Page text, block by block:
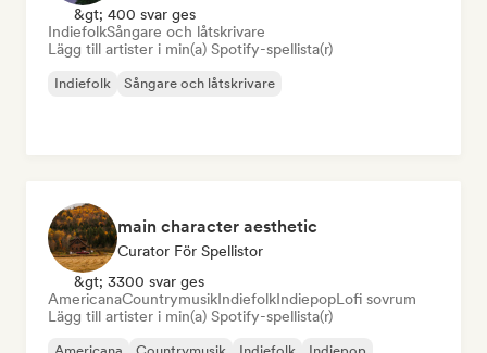
&gt; 400 svar ges
IndiefolkSångare och låtskrivare
Lägg till artister i min(a) Spotify-spellista(r)
Indiefolk Sångare och låtskrivare
main character aesthetic
Curator För Spellistor
&gt; 3300 svar ges
AmericanaCountrymusikIndiefolkIndiepopLofi sovrum
Lägg till artister i min(a) Spotify-spellista(r)